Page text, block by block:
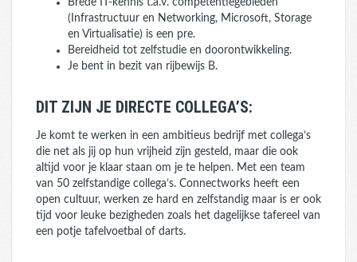
Brede IT-kennis t.a.v. competentiegebieden
(Infrastructuur en Networking, Microsoft, Storage
en Virtualisatie) is een pre.
Bereidheid tot zelfstudie en doorontwikkeling.
Je bent in bezit van rijbewijs B.
DIT ZIJN JE DIRECTE COLLEGA’S:
Je komt te werken in een ambitieus bedrijf met collega’s
die net als jij op hun vrijheid zijn gesteld, maar die ook
altijd voor je klaar staan om je te helpen. Met een team
van 50 zelfstandige collega’s. Connectworks heeft een
open cultuur, werken ze hard en zelfstandig maar is er ook
tijd voor leuke bezigheden zoals het dagelijkse tafereel van
een potje tafelvoetbal of darts.